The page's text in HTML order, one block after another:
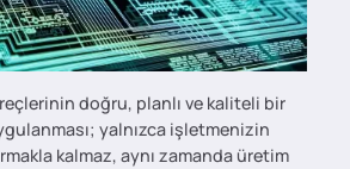
doğru, planlı ve kaliteli bir
yalnızca işletmenizin
kalmaz, aynı zamanda üretim